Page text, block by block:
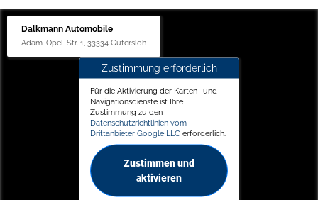
Dalkmann Automobile
Adam-Opel-Str. 1, 33334 Gütersloh
Zustimmung erforderlich
Für die Aktivierung der Karten- und
Navigationsdienste ist Ihre
Zustimmung zu den
Datenschutzrichtlinien vom
Drittanbieter Google LLC erforderlich.
Zustimmen und
aktivieren